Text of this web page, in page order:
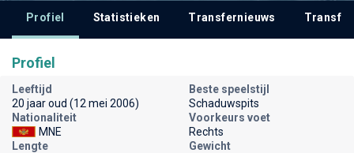
Profiel Statistieken Transfernieuws
Profiel
Leeftijd
20 jaar oud (12 mei 2006)
Beste speelstijl
Schaduwspits
Nationaliteit
MNE
Voorkeurs voet
Rechts
Lengte
Gewicht